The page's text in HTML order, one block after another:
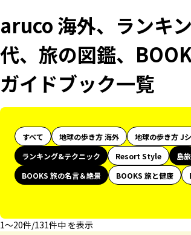
aruco 海外、ランキ
代、旅の図鑑、
ガイドブック一覧
すべて 地球の歩き方 海外 地球の歩き方 J
ランキング&テクニック
Resort Style 島旅
BOOKS 旅の名言＆絶景
BOOKS 旅と健康
1〜20件/131件中 を表示